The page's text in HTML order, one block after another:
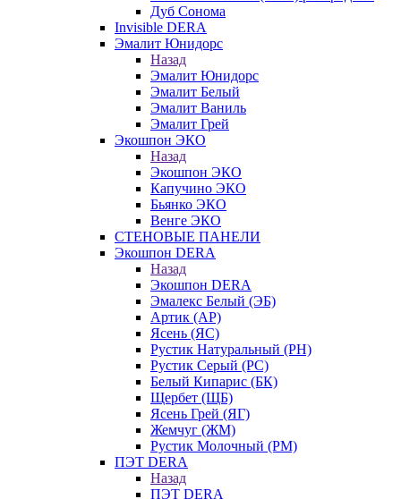
Дуб Сонома
Invisible DERA
Эмалит Юнидорс
Назад
Эмалит Юнидорс
Эмалит Белый
Эмалит Ваниль
Эмалит Грей
Экошпон ЭКО
Назад
Экошпон ЭКО
Капучино ЭКО
Бьянко ЭКО
Венге ЭКО
СТЕНОВЫЕ ПАНЕЛИ
Экошпон DERA
Назад
Экошпон DERA
Эмалекс Белый (ЭБ)
Артик (АР)
Ясень (ЯС)
Рустик Натуральный (РН)
Рустик Серый (РС)
Белый Кипарис (БК)
Щербет (ЩБ)
Ясень Грей (ЯГ)
Жемчуг (ЖМ)
Рустик Молочный (РМ)
ПЭТ DERA
Назад
ПЭТ DERA